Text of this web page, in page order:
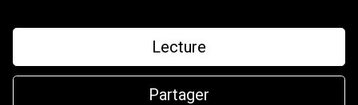
Lecture
Partager